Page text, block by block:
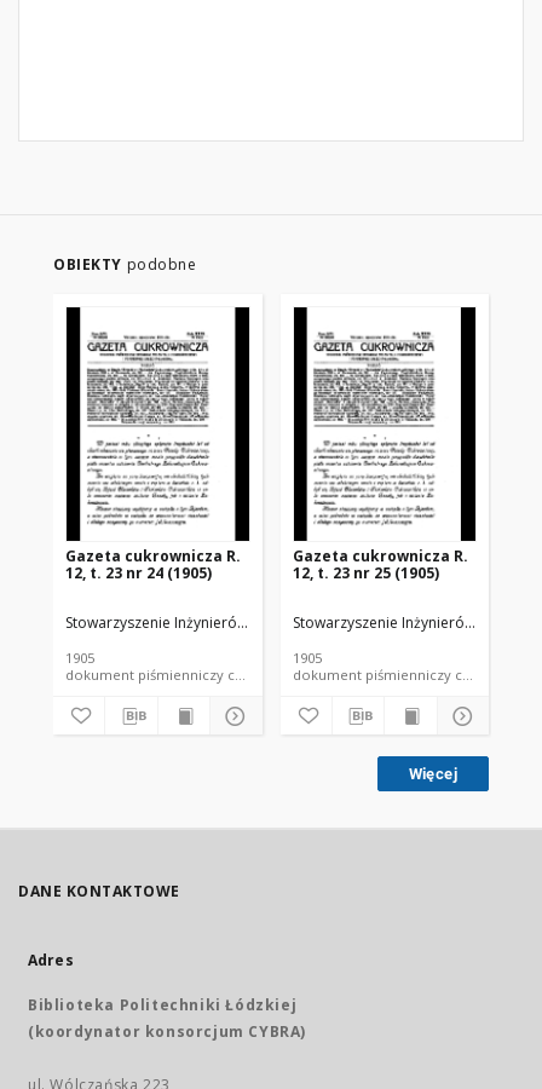
OBIEKTY podobne
Gazeta cukrownicza R.
12, t. 23 nr 24 (1905)
Stowarzyszenie Inżynierów i Techników Przemysłu Rolnego i
1905
dokument piśmienniczy czasopismo
Gazeta cukrownicza R.
12, t. 23 nr 25 (1905)
Stowarzyszenie Inżynierów i
1905
dokument piśmienniczy czasopismo
Więcej
DANE KONTAKTOWE
Adres
Biblioteka Politechniki Łódzkiej
(koordynator konsorcjum CYBRA)
ul. Wólczańska 223